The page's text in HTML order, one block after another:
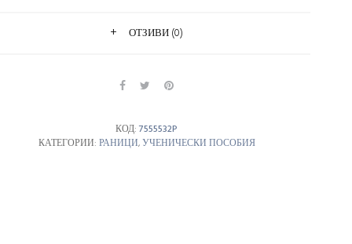
ОТЗИВИ (0)
КОД:7555532P
КАТЕГОРИИ: РАНИЦИ,УЧЕНИЧЕСКИ ПОСОБИЯ